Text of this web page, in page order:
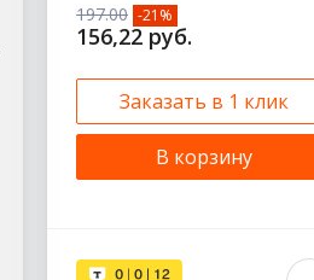
197.00 -21%
156,22 руб.
Заказать в 1 клик
В корзину